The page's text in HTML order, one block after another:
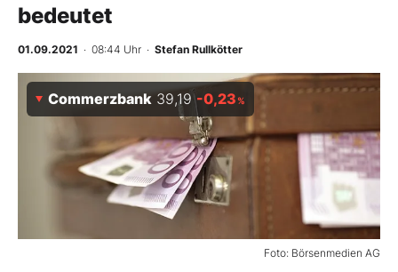
Finanz-Check
Abo & Shop
BO-Musterdepots
Experten
Mein B:O
bedeutet
01.09.2021 · 08:44 Uhr · Stefan Rullkötter
Foto: Börsenmedien AG
Commerzbank 39,19 -0,23%